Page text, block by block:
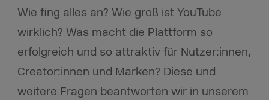
Wie fing alles an? Wie groß ist YouTube
wirklich? Was macht die Plattform so
erfolgreich und so attraktiv für Nutzer:innen,
Creator:innen und Marken? Diese und
weitere Fragen beantworten wir in unserem